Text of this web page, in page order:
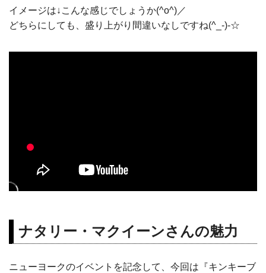
イメージは↓こんな感じでしょうか(^o^)／
どちらにしても、盛り上がり間違いなしですね(^_-)-☆
ナタリー・マクイーンさんの魅力
ニューヨークのイベントを記念して、今回は『キンキーブ